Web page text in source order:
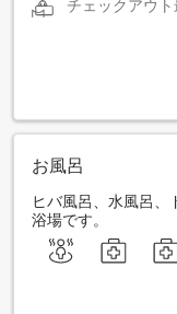
チェックアウ
お風呂
ヒバ風呂、水風呂、
浴場です。